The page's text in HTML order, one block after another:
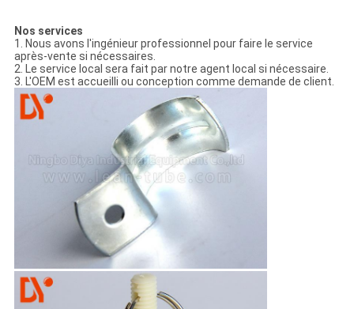
Nos services
1. Nous avons l'ingénieur professionnel pour faire le service
après-vente si nécessaires.
2. Le service local sera fait par notre agent local si nécessaire.
3. L'OEM est accueilli ou conception comme demande de client.